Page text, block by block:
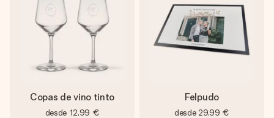
Copas de vino tinto
desde 12,99 €
Felpudo
desde 29,99 €